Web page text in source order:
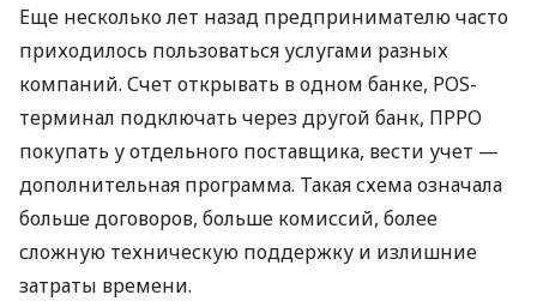
Еще несколько лет назад предпринимателю часто
приходилось пользоваться услугами разных
компаний. Счет открывать в одном банке, POS-
терминал подключать через другой банк, ПРРО
покупать у отдельного поставщика, вести учет —
дополнительная программа. Такая схема означала
больше договоров, больше комиссий, более
сложную техническую поддержку и излишние
затраты времени.